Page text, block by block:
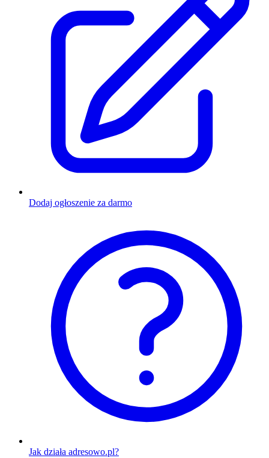
Dodaj ogłoszenie za darmo
Jak działa adresowo.pl?